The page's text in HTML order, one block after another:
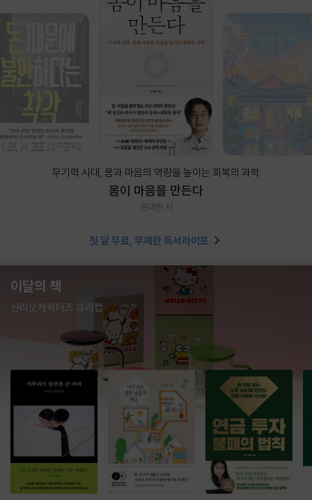
무기력 시대, 몸과 마음의 역량을 높이는 회복의 과학
몸이 마음을 만든다
윤대현 저
첫 달 무료, 무제한 독서라이프
이달의 책
산리오캐릭터즈 유리컵